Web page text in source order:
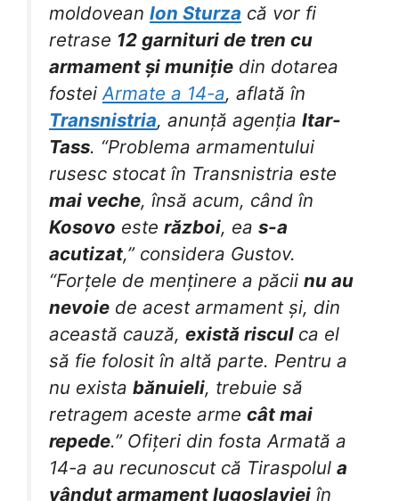
moldovean Ion Sturza că vor fi
retrase 12 garnituri de tren cu
armament și muniție din dotarea
fostei Armate a 14-a, aflată în
Transnistria, anunță agenția Itar-
Tass. “Problema armamentului
rusesc stocat în Transnistria este
mai veche, însă acum, când în
Kosovo este război, ea s-a
acutizat,” considera Gustov.
“Forțele de menținere a păcii nu au
nevoie de acest armament și, din
această cauză, există riscul ca el
să fie folosit în altă parte. Pentru a
nu exista bănuieli, trebuie să
retragem aceste arme cât mai
repede.” Ofițeri din fosta Armată a
14-a au recunoscut că Tiraspolul a
vândut armament Iugoslaviei în